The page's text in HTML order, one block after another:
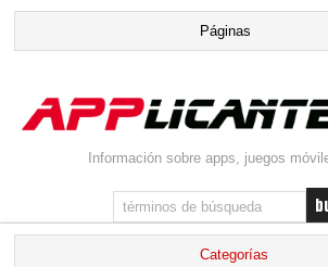
Información sobre apps, juegos